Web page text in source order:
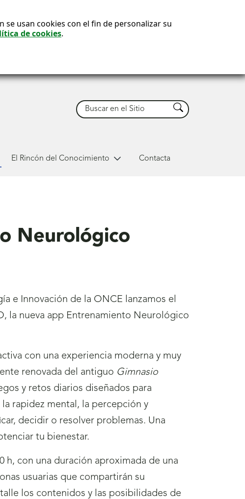
se usan cookies con el fin de personalizar su
de cookies.
Buscar Buscar
El Rincón del Conocimiento Contacta
Neurológico
e Innovación de la ONCE lanzamos el
la nueva app Entrenamiento Neurológico
con una experiencia moderna y muy
renovada del antiguo Gimnasio
y retos diarios diseñados para
rapidez mental, la percepción y
decidir o resolver problemas. Una
tu bienestar.
h, con una duración aproximada de una
usuarias que compartirán su
los contenidos y las posibilidades de